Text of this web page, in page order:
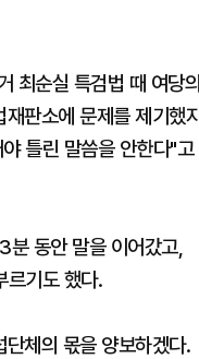
최순실 특검법 때 여당의
판소에 문제를 제기했지
틀린 말씀을 안한다"고
분 동안 말을 이어갔고,
르기도 했다.
체의 몫을 양보하겠다.